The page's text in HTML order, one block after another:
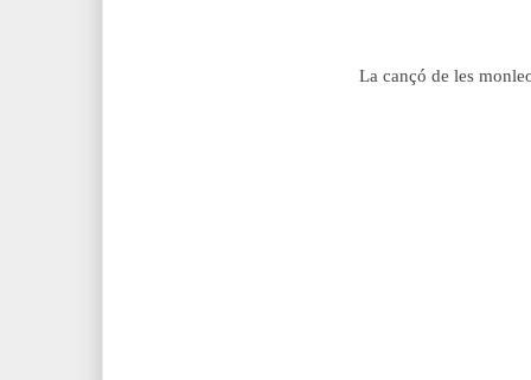
La cançó de les